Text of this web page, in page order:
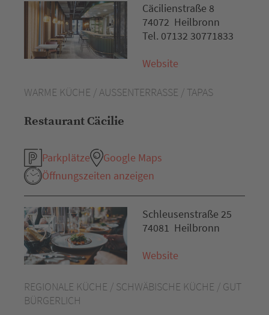
WARME KÜCHE / AUSSENTERRASSE / TAPAS
Restaurant Cäcilie
Parkplätze
Google Maps
Öffnungszeiten anzeigen
Cäcilienstraße 8
74072 Heilbronn
Tel. 07132 30771833
Website
REGIONALE KÜCHE / SCHWÄBISCHE KÜCHE / GUT
BÜRGERLICH
Schleusenstraße 25
74081 Heilbronn
Website